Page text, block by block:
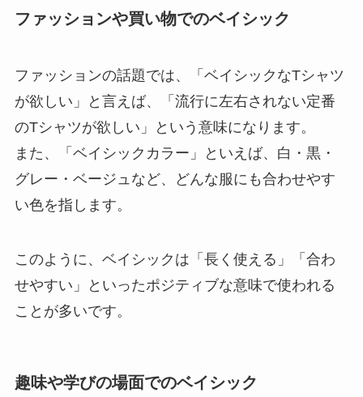
ファッションや買い物でのベイシック
ファッションの話題では、「ベイシックなTシャツ
が欲しい」と言えば、「流行に左右されない定番
のTシャツが欲しい」という意味になります。
また、「ベイシックカラー」といえば、白・黒・
グレー・ベージュなど、どんな服にも合わせやす
い色を指します。
このように、ベイシックは「長く使える」「合わ
せやすい」といったポジティブな意味で使われる
ことが多いです。
趣味や学びの場面でのベイシック